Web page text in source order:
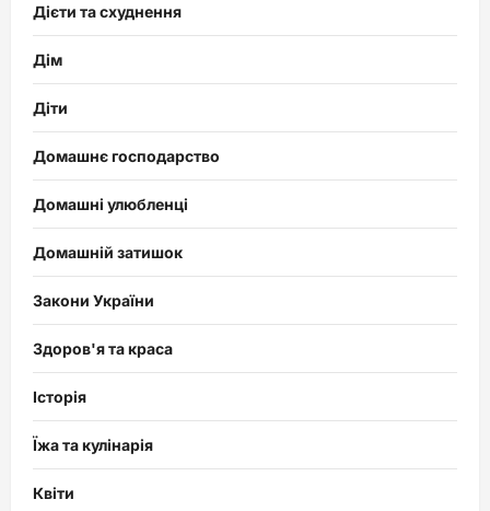
Дієти та схуднення
Дім
Діти
Домашнє господарство
Домашні улюбленці
Домашній затишок
Закони України
Здоров'я та краса
Історія
Їжа та кулінарія
Квіти